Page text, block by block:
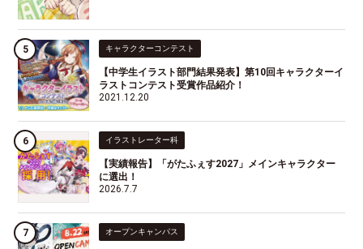
キャラクターコンテスト
【中学生イラスト部門結果発表】第10回キャラクターイ
ラストコンテスト受賞作品紹介！
2021.12.20
イラストレーター科
【実績報告】「がたふぇす2027」メインキャラクター
に選出！
2026.7.7
オープンキャンパス